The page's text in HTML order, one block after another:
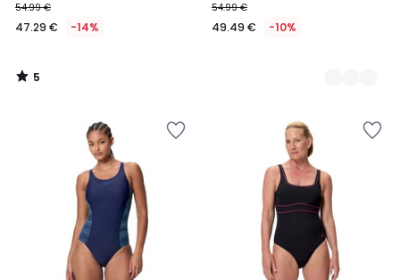
54.99 €
47.29 € -14%
5
/
54.99 €
49.49 € -10%